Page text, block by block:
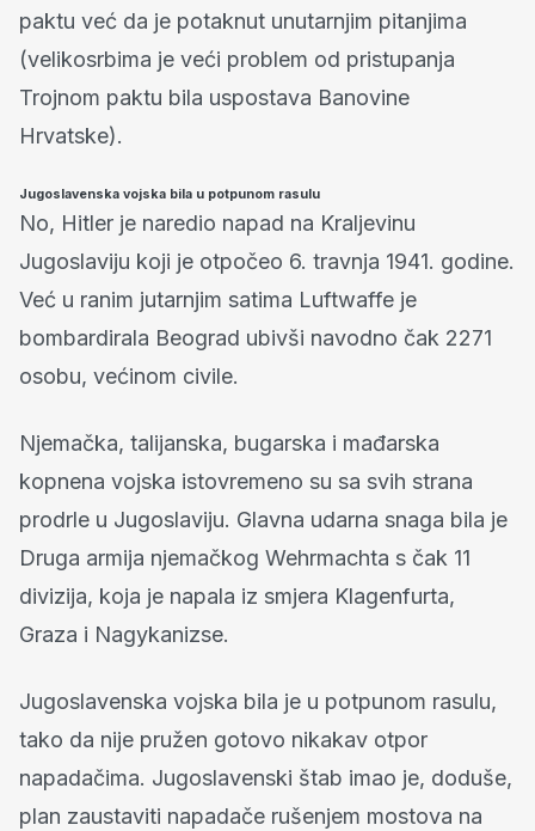
paktu već da je potaknut unutarnjim pitanjima
(velikosrbima je veći problem od pristupanja
Trojnom paktu bila uspostava Banovine
Hrvatske).
Jugoslavenska vojska bila u potpunom rasulu
No, Hitler je naredio napad na Kraljevinu
Jugoslaviju koji je otpočeo 6. travnja 1941. godine.
Već u ranim jutarnjim satima Luftwaffe je
bombardirala Beograd ubivši navodno čak 2271
osobu, većinom civile.
Njemačka, talijanska, bugarska i mađarska
kopnena vojska istovremeno su sa svih strana
prodrle u Jugoslaviju. Glavna udarna snaga bila je
Druga armija njemačkog Wehrmachta s čak 11
divizija, koja je napala iz smjera Klagenfurta,
Graza i Nagykanizse.
Jugoslavenska vojska bila je u potpunom rasulu,
tako da nije pružen gotovo nikakav otpor
napadačima. Jugoslavenski štab imao je, doduše,
plan zaustaviti napadače rušenjem mostova na